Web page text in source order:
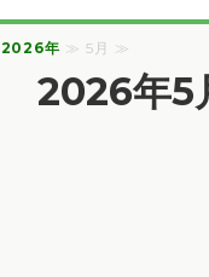
2026年 ≫ 5月 ≫
2026年5